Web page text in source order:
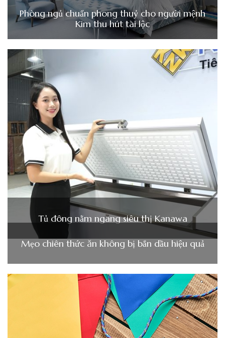
Phòng ngủ chuẩn phong thuỷ cho người mệnh
Kim thu hút tài lộc
Tủ đông nằm ngang siêu thị Kanawa
Mẹo chiên thức ăn không bị bắn dầu hiệu quả